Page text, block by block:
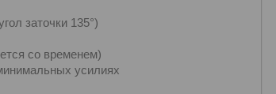
заточки 135°)
со временем)
усилиях